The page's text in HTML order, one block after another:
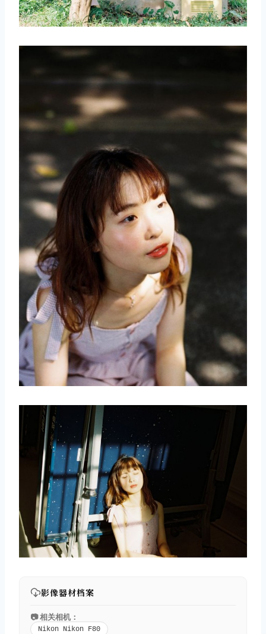
影像器材档案
📷 相关相机：
Nikon Nikon F80
取消